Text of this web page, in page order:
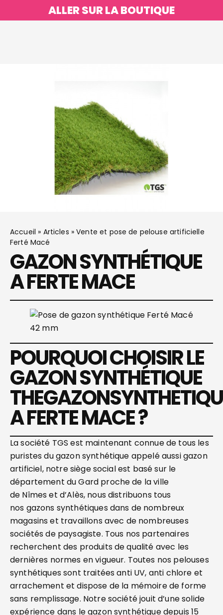
ALLER SUR LA BOUTIQUE
Accueil » Articles »Vente et pose de pelouse artificielle
Ferté Macé
GAZON SYNTHÉTIQUE
A FERTE MACE
POURQUOI CHOISIR LE
GAZON SYNTHÉTIQUE
A FERTE MACE ?
La société TGS est maintenant connue de tous les
puristes du gazon synthétique appelé aussi gazon
artificiel, notre siège social est basé sur le
département du Gard proche de la ville
de Nîmes et d’Alès, nous distribuons tous
nos gazons synthétiques dans de nombreux
magasins et travaillons avec de nombreuses
sociétés de paysagiste. Tous nos partenaires
recherchent des produits de qualité avec les
dernières normes en vigueur. Toutes nos pelouses
synthétiques sont traitées anti UV, anti chlore et
arrachement et dispose de la mémoire de forme
sans remplissage. Notre société jouit d’une solide
expérience dans le gazon synthétique depuis 15